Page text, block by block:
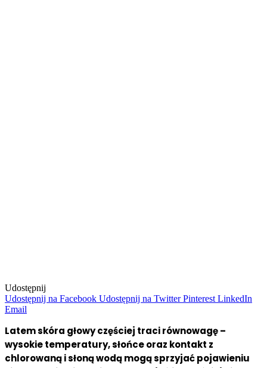
Udostępnij
Udostępnij na Facebook Udostępnij na Twitter Pinterest LinkedIn
Email
Latem skóra głowy częściej traci równowagę –
wysokie temperatury, słońce oraz kontakt z
chlorowaną i słoną wodą mogą sprzyjać pojawieniu